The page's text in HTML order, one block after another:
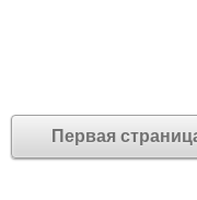
Первая